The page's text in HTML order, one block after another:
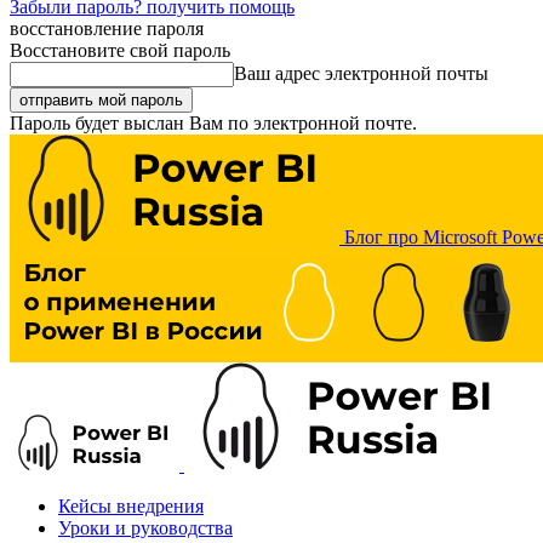
Забыли пароль? получить помощь
восстановление пароля
Восстановите свой пароль
Ваш адрес электронной почты
Пароль будет выслан Вам по электронной почте.
Блог про Microsoft
Кейсы внедрения
Уроки и руководства